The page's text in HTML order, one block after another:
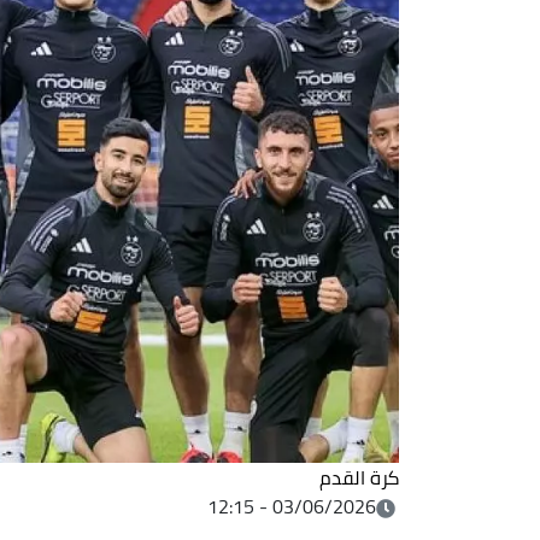
كرة القدم
03/06/2026 - 12:15